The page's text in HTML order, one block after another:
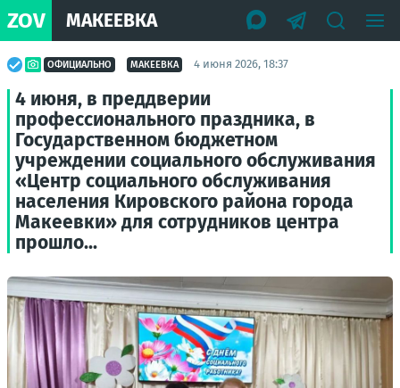
ZOV МАКЕЕВКА
ОФИЦИАЛЬНО МАКЕЕВКА 4 июня 2026, 18:37
4 июня, в преддверии
профессионального праздника, в
Государственном бюджетном
учреждении социального обслуживания
«Центр социального обслуживания
населения Кировского района города
Макеевки» для сотрудников центра
прошло...